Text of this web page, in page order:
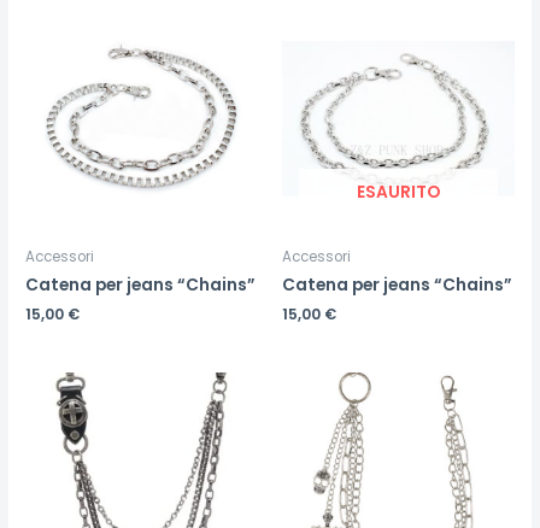
Accessori
Catena per jeans “Chains”
15,00 €
ESAURITO
Accessori
Catena per jeans “Chains”
15,00 €